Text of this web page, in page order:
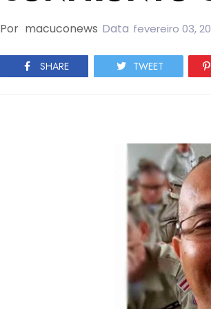
Por macuconews Data fevereiro 03,
SHARE TWEET